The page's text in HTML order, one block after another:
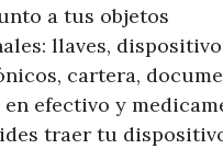
a tus objetos
llaves,
cartera,
efectivo y
traer tu